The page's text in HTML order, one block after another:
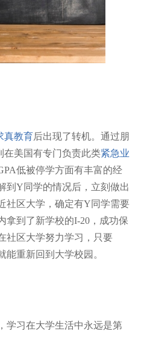
真教育后出现了转机。通过朋
美国有专门负责此类紧急业
低被停学方面有丰富的经
到Y同学的情况后，立刻做出
社区大学，确定有Y同学需要
拿到了新学校的I-20，成功保
社区大学努力学习，只要
能重新回到大学校园。
学习在大学生活中永远是第